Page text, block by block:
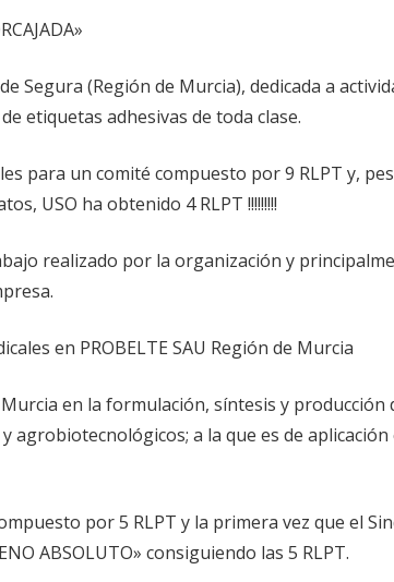
Segura (Región de Murcia), dedicada a
etiquetas adhesivas de toda clase.
para un comité compuesto por 9 RLPT y,
USO ha obtenido 4 RLPT !!!!!!!!!
realizado por la organización y
en PROBELTE SAU Región de Murcia
en la formulación, síntesis y
a la que es de aplicación
por 5 RLPT y la primera vez que el
ABSOLUTO» consiguiendo las 5 RLPT.